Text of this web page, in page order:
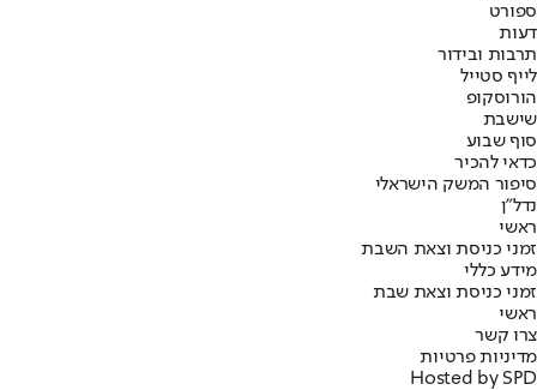
ספורט
דעות
תרבות ובידור
לייף סטייל
הורוסקופ
שישבת
סוף שבוע
כדאי להכיר
סיפור המשק הישראלי
נדל"ן
ראשי
זמני כניסת וצאת השבת
מידע כללי
זמני כניסת וצאת שבת
ראשי
צרו קשר
מדיניות פרטיות
Hosted by SPD